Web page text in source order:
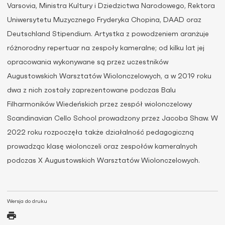
Wersja do druku
Varsovia, Ministra Kultury i Dziedzictwa Narodowego, Rektora
Uniwersytetu Muzycznego Fryderyka Chopina, DAAD oraz
Deutschland Stipendium. Artystka z powodzeniem aranżuje
różnorodny repertuar na zespoły kameralne; od kilku lat jej
opracowania wykonywane są przez uczestników
Augustowskich Warsztatów Wiolonczelowych, a w 2019 roku
dwa z nich zostały zaprezentowane podczas Balu
Filharmoników Wiedeńskich przez zespół wiolonczelowy
Scandinavian Cello School prowadzony przez Jacoba Shaw. W
2022 roku rozpoczęła także działalność pedagogiczną
prowadząc klasę wiolonczeli oraz zespołów kameralnych
podczas X Augustowskich Warsztatów Wiolonczelowych.